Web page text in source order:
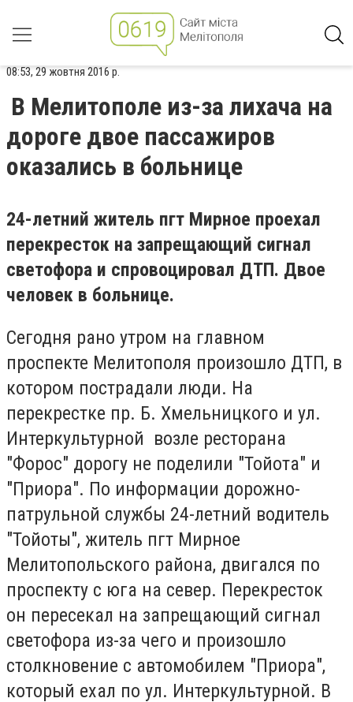
08:53, 29 жовтня 2016 р.
В Мелитополе из-за лихача на
дороге двое пассажиров
оказались в больнице
24-летний житель пгт Мирное проехал
перекресток на запрещающий сигнал
светофора и спровоцировал ДТП. Двое
человек в больнице.
Сегодня рано утром на главном
проспекте Мелитополя произошло ДТП, в
котором пострадали люди. На
перекрестке пр. Б. Хмельницкого и ул.
Интеркультурной возле ресторана
"Форос" дорогу не поделили "Тойота" и
"Приора". По информации дорожно-
патрульной службы 24-летний водитель
"Тойоты", житель пгт Мирное
Мелитопольского района, двигался по
проспекту с юга на север. Перекресток
он пересекал на запрещающий сигнал
светофора из-за чего и произошло
столкновение с автомобилем "Приора",
который ехал по ул. Интеркультурной. В